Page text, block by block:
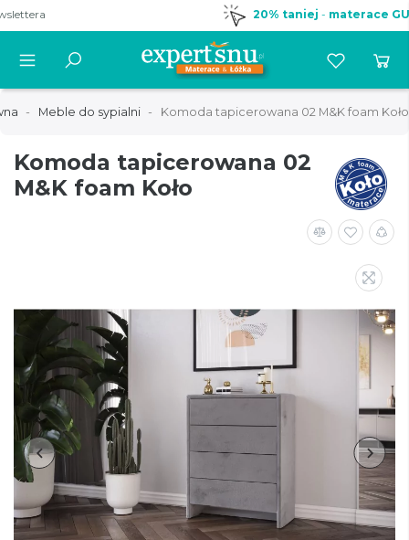
materace GUENO!
Meble do sypialni Komoda tapicerowana 02 M&K foam Koło
Komoda tapicerowana 02
M&K foam Koło